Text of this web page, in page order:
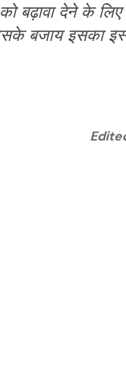
बढ़ावा देने के
बजाय इसका